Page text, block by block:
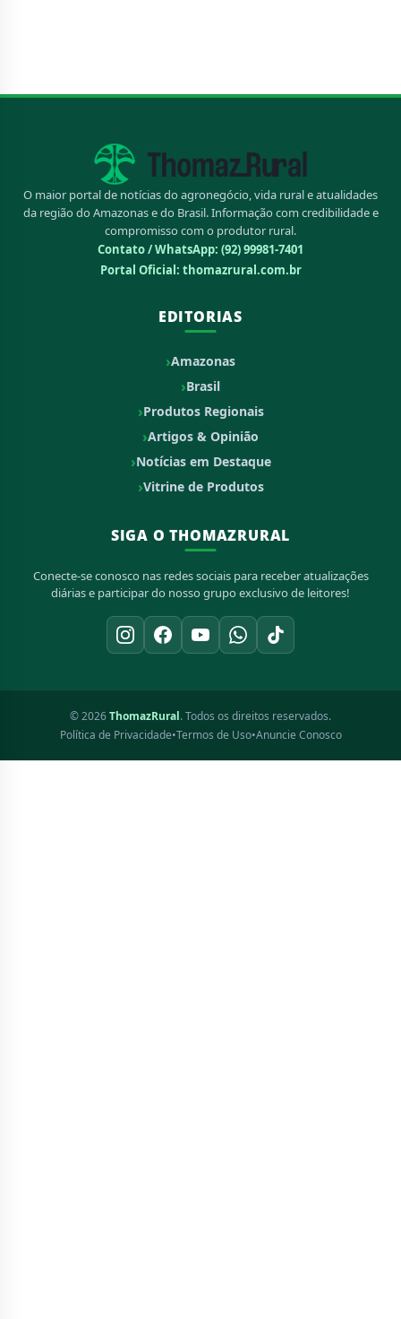
O maior portal de notícias do agronegócio, vida rural e atualidades
da região do Amazonas e do Brasil. Informação com credibilidade e
compromisso com o produtor rural.
Contato / WhatsApp: (92) 99981-7401
Portal Oficial: thomazrural.com.br
EDITORIAS
Amazonas
Brasil
Produtos Regionais
Artigos & Opinião
Notícias em Destaque
Vitrine de Produtos
SIGA O THOMAZRURAL
Conecte-se conosco nas redes sociais para receber atualizações
diárias e participar do nosso grupo exclusivo de leitores!
© 2026ThomazRural. Todos os direitos reservados.
Política de Privacidade•Termos de Uso•Anuncie Conosco